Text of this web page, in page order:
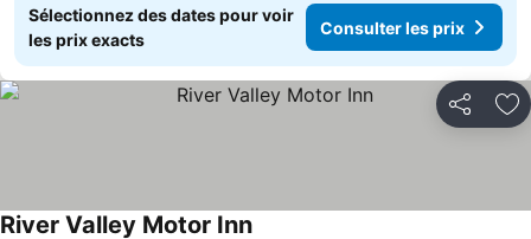
Sélectionnez des dates pour voir
les prix exacts
Consulter les prix
Partager
River Valley Motor Inn